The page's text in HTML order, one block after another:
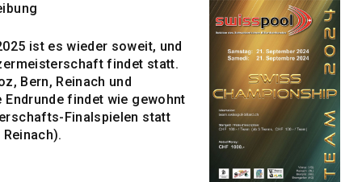
ist es wieder soweit, und
findet statt.
Bern, Reinach und
findet wie gewohnt
Finalspielen statt